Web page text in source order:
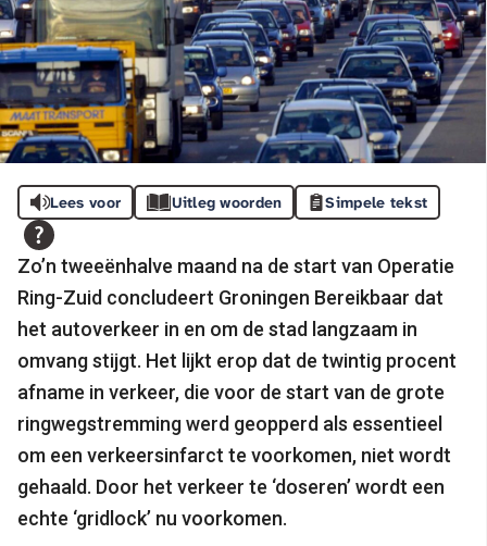
Lees voor Uitleg woorden Simpele tekst
Zo’n tweeënhalve maand na de start van Operatie
Ring-Zuid concludeert Groningen Bereikbaar dat
het autoverkeer in en om de stad langzaam in
omvang stijgt. Het lijkt erop dat de twintig procent
afname in verkeer, die voor de start van de grote
ringwegstremming werd geopperd als essentieel
om een verkeersinfarct te voorkomen, niet wordt
gehaald. Door het verkeer te ‘doseren’ wordt een
echte ‘gridlock’ nu voorkomen.